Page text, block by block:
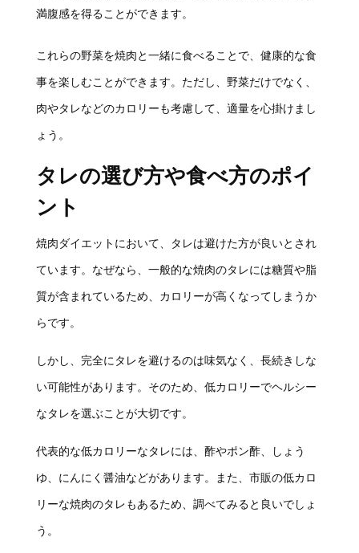
満腹感を得ることができます。
これらの野菜を焼肉と一緒に食べることで、健康的な食
事を楽しむことができます。ただし、野菜だけでなく、
肉やタレなどのカロリーも考慮して、適量を心掛けまし
ょう。
タレの選び方や食べ方のポイ
ント
焼肉ダイエットにおいて、タレは避けた方が良いとされ
ています。なぜなら、一般的な焼肉のタレには糖質や脂
質が含まれているため、カロリーが高くなってしまうか
らです。
しかし、完全にタレを避けるのは味気なく、長続きしな
い可能性があります。そのため、低カロリーでヘルシー
なタレを選ぶことが大切です。
代表的な低カロリーなタレには、酢やポン酢、しょう
ゆ、にんにく醤油などがあります。また、市販の低カロ
リーな焼肉のタレもあるため、調べてみると良いでしょ
う。